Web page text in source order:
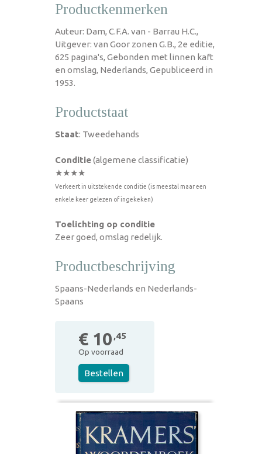
Productkenmerken
Auteur: Dam, C.F.A. van - Barrau H.C.,
Uitgever: van Goor zonen G.B., 2e editie,
625 pagina's, Gebonden met linnen kaft
en omslag, Nederlands, Gepubliceerd in
1953.
Productstaat
Staat: Tweedehands
Conditie(algemene classificatie)
★★★★
Verkeert in uitstekende conditie (is meestal maar een
enkele keer gelezen of ingekeken)
Toelichting op conditie
Zeer goed, omslag redelijk.
Productbeschrijving
Spaans-Nederlands en Nederlands-
Spaans
€ 10 ,45
Op voorraad
Bestellen